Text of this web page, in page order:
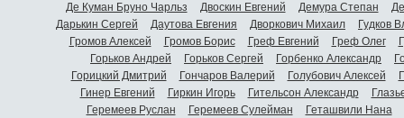
Де Куман Бруно Чарльз
Двоскин Евгений Демура Степан
Дарькин Сергей
Даутова Евгения Дворкович Михаил
Гудков
Громов Алексей
Громов Борис Греф Евгений Греф Олег
Горьков Андрей
Горьков Сергей Горбенко Александр
Горицкий Дмитрий
Гончаров Валерий Голубович Алексей
Гинер Евгений
Гиркин Игорь Гительсон Александр
Геремеев Руслан
Геремеев Сулейман
Геташвили Нана